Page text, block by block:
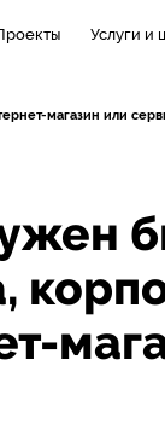
Услуги и
магазин или